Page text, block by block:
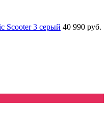
Scooter 3 серый 40 990 руб.